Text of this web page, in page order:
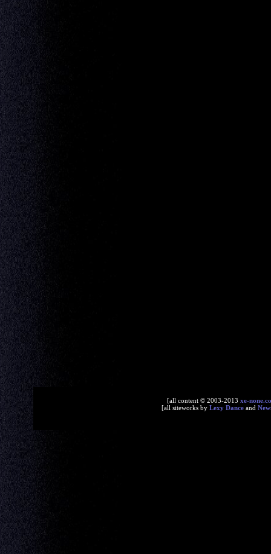
[all content © 2003-2013 xe-
[all siteworks by Lexy Danceand